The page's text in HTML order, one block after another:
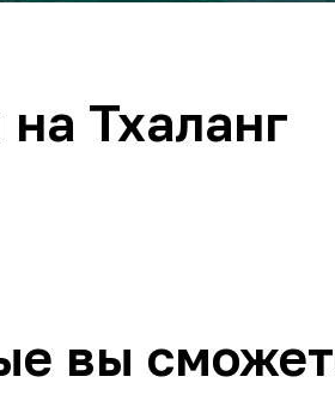
Тхаланг
вы